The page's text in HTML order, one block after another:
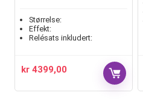
Størrelse:
Effekt:
Relésats inkludert:
kr 4399,00